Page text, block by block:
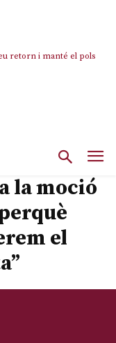
retorn i manté el pols
la moció
el